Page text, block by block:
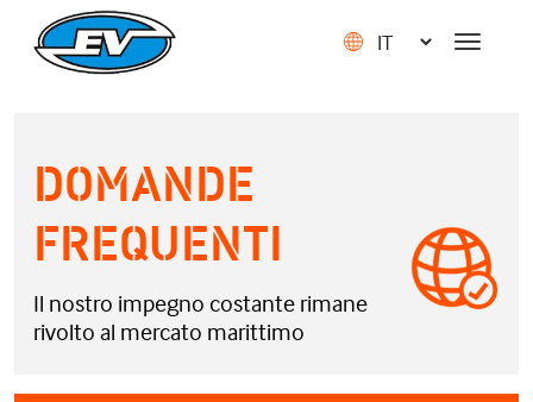
DOMANDE
FREQUENTI
Il nostro impegno costante rimane
rivolto al mercato marittimo